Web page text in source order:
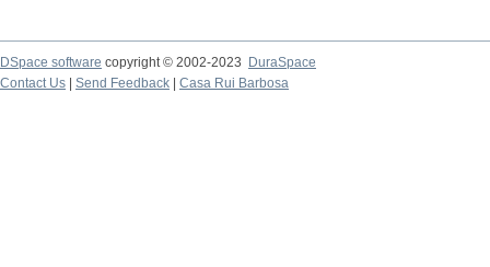
DSpace software copyright © 2002-2023
DuraSpace
Contact Us
Send Feedback Casa Rui Barbosa